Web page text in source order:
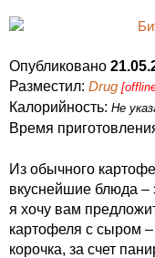
Опубликовано
Разместил: Drug
Калорийность: Не
Время
Из обычного
вкуснейшие блюда –
я хочу вам
картофеля с сыром –
корочка, за счет